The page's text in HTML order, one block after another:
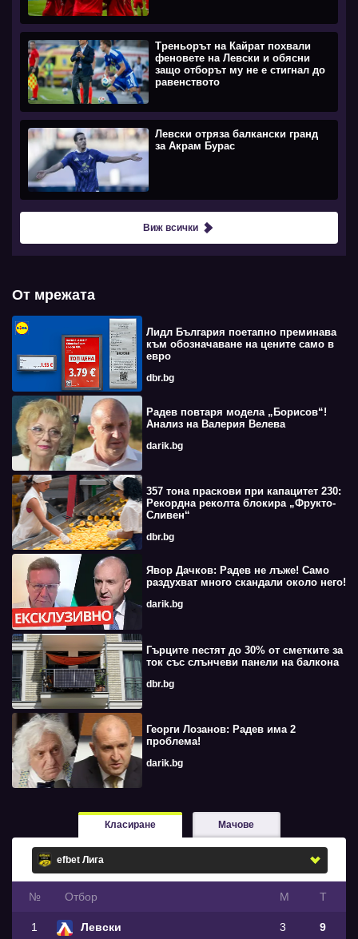
Треньорът на Кайрат похвали
феновете на Левски и обясни
защо отборът му не е стигнал до
равенството
Левски отряза балкански гранд
за Акрам Бурас
Виж всички
От мрежата
Лидл България поетапно преминава
към обозначаване на цените само в
евро
dbr.bg
Радев повтаря модела „Борисов“!
Анализ на Валерия Велева
darik.bg
357 тона праскови при капацитет 230:
Рекордна реколта блокира „Фрукто-
Сливен“
dbr.bg
Явор Дачков: Радев не лъже! Само
раздухват много скандали около него!
darik.bg
Гърците пестят до 30% от сметките за
ток със слънчеви панели на балкона
dbr.bg
Георги Лозанов: Радев има 2
проблема!
darik.bg
Класиране Мачове
№ Oтбор М Т
1 Левски 3 9